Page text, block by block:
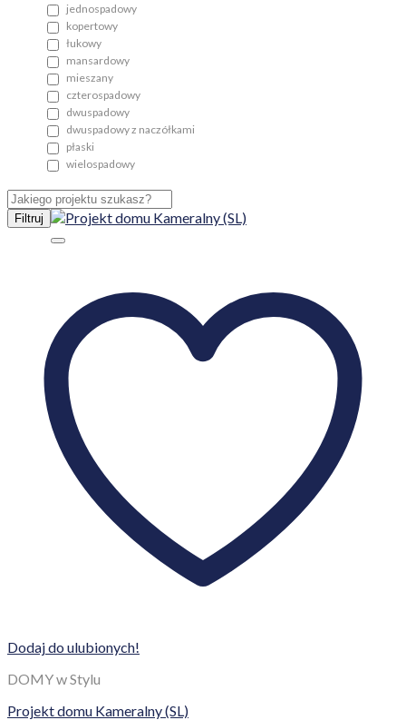
jednospadowy
kopertowy
łukowy
mansardowy
mieszany
czterospadowy
dwuspadowy
dwuspadowy z naczółkami
płaski
wielospadowy
Filtruj
Dodaj do ulubionych!
DOMY w Stylu
Projekt domu Kameralny (SL)